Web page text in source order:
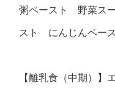
粥ペースト 野菜ス
スト にんじんペー
【離乳食（中期）